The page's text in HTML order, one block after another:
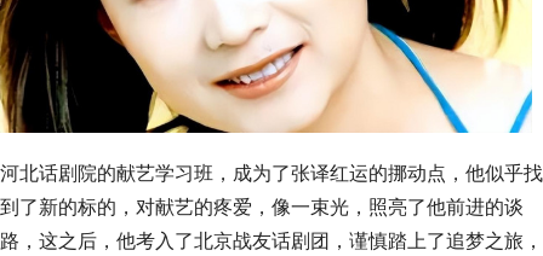
河北话剧院的献艺学习班，成为了张译红运的挪动点，他似乎找
到了新的标的，对献艺的疼爱，像一束光，照亮了他前进的谈
路，这之后，他考入了北京战友话剧团，谨慎踏上了追梦之旅，